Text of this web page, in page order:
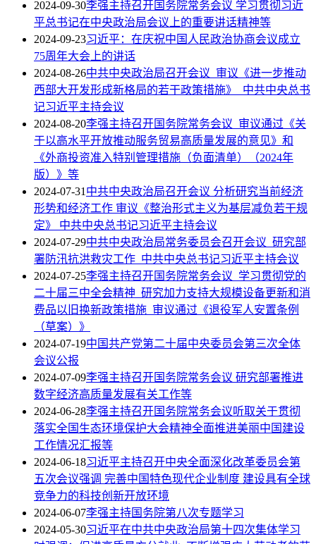
2024-09-30李强主持召开国务院常务会议 学习贯彻习近
平总书记在中央政治局会议上的重要讲话精神等
2024-09-23习近平：在庆祝中国人民政治协商会议成立
75周年大会上的讲话
2024-08-26中共中央政治局召开会议 审议《进一步推动
西部大开发形成新格局的若干政策措施》 中共中央总书
记习近平主持会议
2024-08-20李强主持召开国务院常务会议 审议通过《关
于以高水平开放推动服务贸易高质量发展的意见》和
《外商投资准入特别管理措施（负面清单）（2024年
版）》等
2024-07-31中共中央政治局召开会议 分析研究当前经济
形势和经济工作 审议《整治形式主义为基层减负若干规
定》 中共中央总书记习近平主持会议
2024-07-29中共中央政治局常务委员会召开会议 研究部
署防汛抗洪救灾工作 中共中央总书记习近平主持会议
2024-07-25李强主持召开国务院常务会议 学习贯彻党的
二十届三中全会精神 研究加力支持大规模设备更新和消
费品以旧换新政策措施 审议通过《退役军人安置条例
（草案）》
2024-07-19中国共产党第二十届中央委员会第三次全体
会议公报
2024-07-09李强主持召开国务院常务会议 研究部署推进
数字经济高质量发展有关工作等
2024-06-28李强主持召开国务院常务会议听取关于贯彻
落实全国生态环境保护大会精神全面推进美丽中国建设
工作情况汇报等
2024-06-18习近平主持召开中央全面深化改革委员会第
五次会议强调 完善中国特色现代企业制度 建设具有全球
竞争力的科技创新开放环境
2024-06-07李强主持国务院第八次专题学习
2024-05-30习近平在中共中央政治局第十四次集体学习